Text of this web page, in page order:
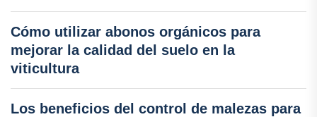
Cómo utilizar abonos orgánicos para
mejorar la calidad del suelo en la
viticultura
Los beneficios del control de malezas para